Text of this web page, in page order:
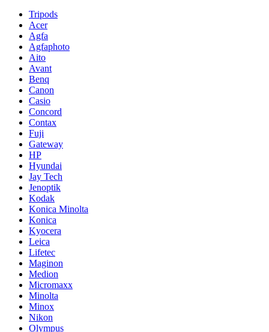
Tripods
Acer
Agfa
Agfaphoto
Aito
Avant
Benq
Canon
Casio
Concord
Contax
Fuji
Gateway
HP
Hyundai
Jay Tech
Jenoptik
Kodak
Konica Minolta
Konica
Kyocera
Leica
Lifetec
Maginon
Medion
Micromaxx
Minolta
Minox
Nikon
Olympus